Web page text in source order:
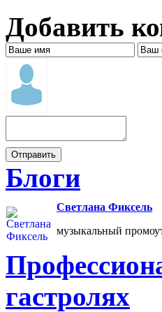
Добавить
Блоги
Светлана Фиксель
музыкальный
гастролях